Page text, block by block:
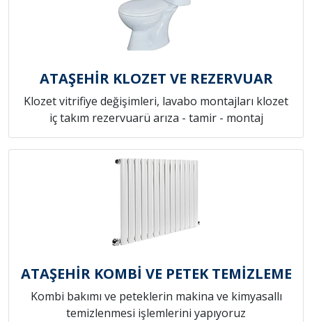
ATAŞEHİR KLOZET VE REZERVUAR
Klozet vitrifiye değişimleri, lavabo montajları klozet
iç takım rezervuarü arıza - tamir - montaj
ATAŞEHİR KOMBİ VE PETEK TEMİZLEME
Kombi bakımı ve peteklerin makina ve kimyasallı
temizlenmesi işlemlerini yapıyoruz